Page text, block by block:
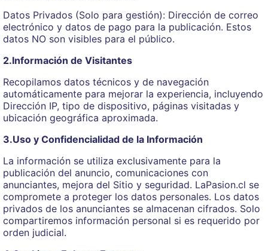
Datos Privados (Solo para gestión): Dirección de correo
electrónico y datos de pago para la publicación. Estos
datos NO son visibles para el público.
2.Información de Visitantes
Recopilamos datos técnicos y de navegación
automáticamente para mejorar la experiencia, incluyendo
Dirección IP, tipo de dispositivo, páginas visitadas y
ubicación geográfica aproximada.
3.Uso y Confidencialidad de la Información
La información se utiliza exclusivamente para la
publicación del anuncio, comunicaciones con
anunciantes, mejora del Sitio y seguridad. LaPasion.cl se
compromete a proteger los datos personales. Los datos
privados de los anunciantes se almacenan cifrados. Solo
compartiremos información personal si es requerido por
orden judicial.